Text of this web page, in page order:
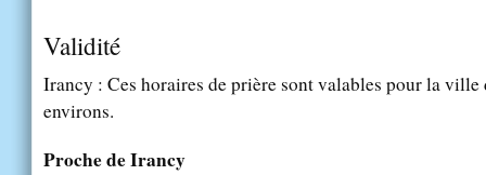
Validité
Irancy : Ces horaires de prière sont valables pour la
environs.
Proche de Irancy